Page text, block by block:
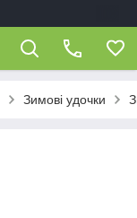
Зимові удочки